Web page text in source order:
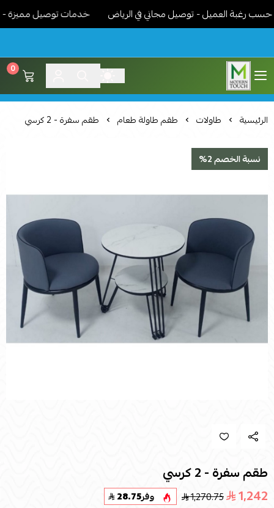
العميل - توصيل مجاني في الرياض خدمات توصيل مميزة -
اثاث مودرن لمسة عصرية
0
الرئيسية طاولات طقم طاولة طعام طقم سفرة - 2 كرسي
نسبة الخصم 2%
طقم سفرة - 2 كرسي
1,242
1,270.75 وفر28.75